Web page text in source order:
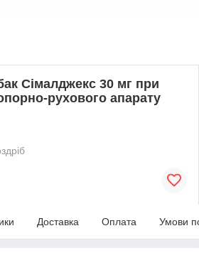
Сімалджекс 30 мг при
рухового апарату
Доставка Оплата Умови